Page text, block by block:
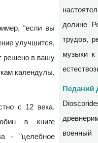
долине
трудов,
музыки
Педаний
“если вы
улучшится,
решено в вашу
календулы,
с 12 века.
в книге
- "целебное